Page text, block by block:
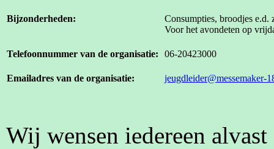
Bijzonderheden:
Consumpties, broodjes
Voor het avondeten op
Telefoonnummer van de organisatie: 06-20423000
Emailadres van de organisatie: jeugdleider@messemaker-
Wij wensen iedereen